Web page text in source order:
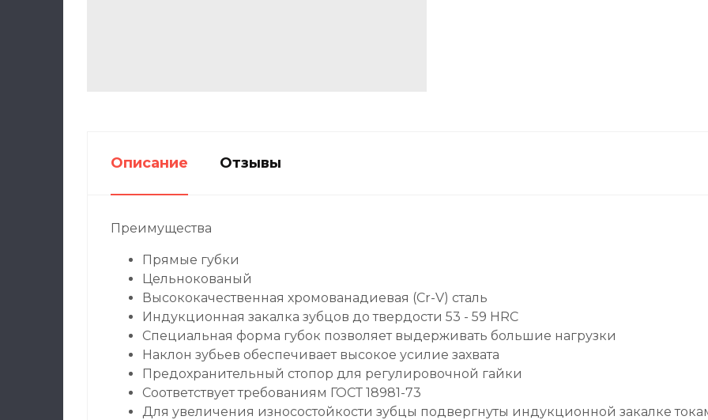
Описание Отзывы
Преимущества
Прямые губки
Цельнокованый
Высококачественная хромованадиевая (Cr-V) сталь
Индукционная закалка зубцов до твердости 53 - 59 HRC
Специальная форма губок позволяет выдерживать большие нагрузки
Наклон зубьев обеспечивает высокое усилие захвата
Предохранительный стопор для регулировочной гайки
Соответствует требованиям ГОСТ 18981-73
Для увеличения износостойкости зубцы подвергнуты индукционной закалке